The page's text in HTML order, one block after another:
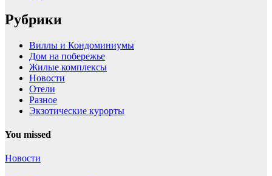
Рубрики
Виллы и Кондоминиумы
Дом на побережье
Жилые комплексы
Новости
Отели
Разное
Экзотические курорты
You missed
Новости